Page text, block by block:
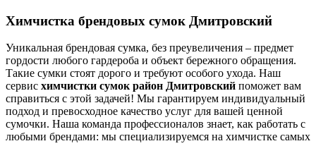
Химчистка брендовых сумок Дмитровский
Уникальная брендовая сумка, без преувеличения – предмет
гордости любого гардероба и объект бережного обращения.
Такие сумки стоят дорого и требуют особого ухода. Наш
сервис химчистки сумок район Дмитровский поможет вам
справиться с этой задачей! Мы гарантируем индивидуальный
подход и превосходное качество услуг для вашей ценной
сумочки. Наша команда профессионалов знает, как работать с
любыми брендами: мы специализируемся на химчистке самых